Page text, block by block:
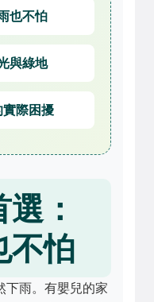
也不怕
與綠地
際困擾
：
不怕
下雨。有嬰兒的家